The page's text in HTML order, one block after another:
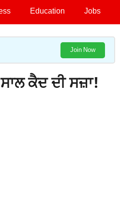
Education Jobs
Join Now
ਕੈਦ ਦੀ ਸਜ਼ਾ!